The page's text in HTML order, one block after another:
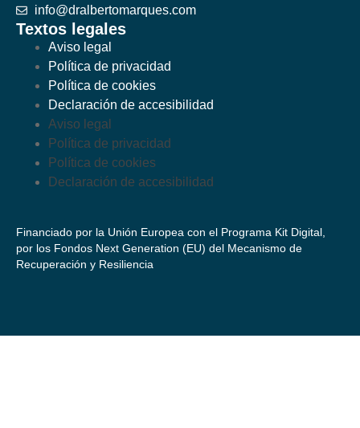
info@dralbertomarques.com
Textos legales
Aviso legal
Política de privacidad
Política de cookies
Declaración de accesibilidad
Aviso legal
Política de privacidad
Política de cookies
Declaración de accesibilidad
Financiado por la Unión Europea con el Programa Kit Digital,
por los Fondos Next Generation (EU) del Mecanismo de
Recuperación y Resiliencia